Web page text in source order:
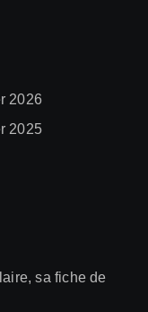
2026
2025
sa fiche de